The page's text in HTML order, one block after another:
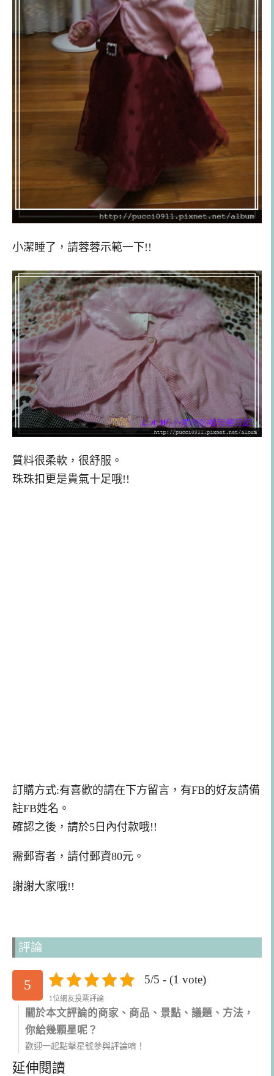
小潔睡了，請蓉蓉示範一下!!
質料很柔軟，很舒服。
珠珠扣更是貴氣十足哦!!
訂購方式:有喜歡的請在下方留言，有FB的好友請備
註FB姓名。
確認之後，請於5日內付款哦!!
需郵寄者，請付郵資80元。
謝謝大家哦!!
評論
5 5/5 - (1 vote)
1位網友投票評論
關於本文評論的商家、商品、景點、議題、方法，
你給幾顆星呢？
歡迎一起點擊星號參與評論唷！
延伸閱讀